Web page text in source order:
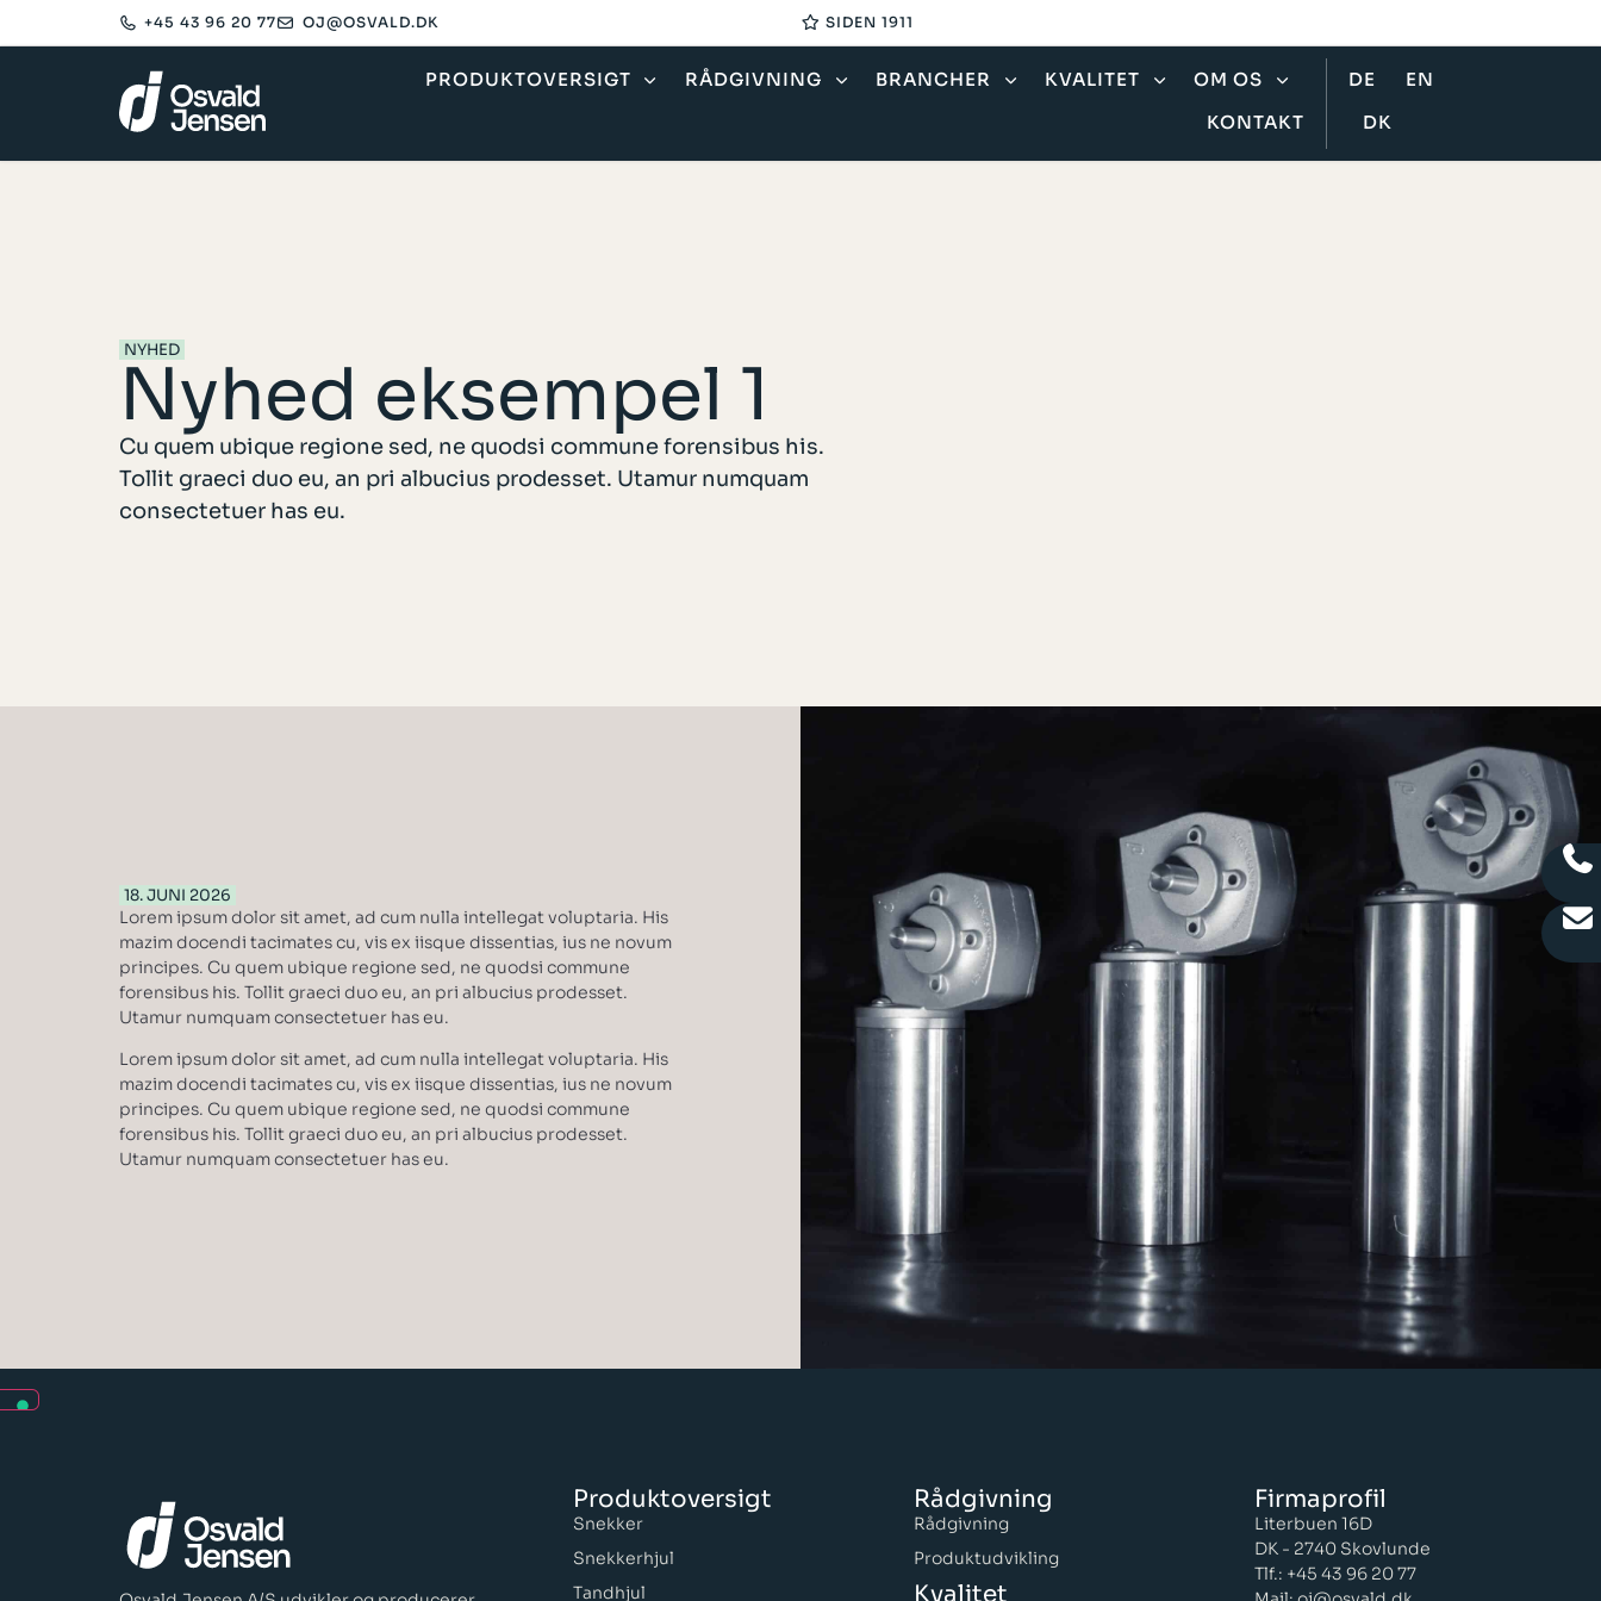
+45 43 96 20 77 OJ@OSVALD.DK​ SIDEN 1911
PRODUKTOVERSIGT RÅDGIVNING BRANCHER KVALITET
OM OS
KONTAKT
DE
EN
DK
NYHED
Nyhed eksempel 1
Cu quem ubique regione sed, ne quodsi commune forensibus his.
Tollit graeci duo eu, an pri albucius prodesset. Utamur numquam
consectetuer has eu.
18. JUNI 2026
Lorem ipsum dolor sit amet, ad cum nulla intellegat voluptaria. His
mazim docendi tacimates cu, vis ex iisque dissentias, ius ne novum
principes. Cu quem ubique regione sed, ne quodsi commune
forensibus his. Tollit graeci duo eu, an pri albucius prodesset.
Utamur numquam consectetuer has eu.
Lorem ipsum dolor sit amet, ad cum nulla intellegat voluptaria. His
mazim docendi tacimates cu, vis ex iisque dissentias, ius ne novum
principes. Cu quem ubique regione sed, ne quodsi commune
forensibus his. Tollit graeci duo eu, an pri albucius prodesset.
Utamur numquam consectetuer has eu.
Produktoversigt
Snekker
Snekkerhjul
Tandhjul
Rådgivning
Rådgivning
Produktudvikling
Kvalitet
Firmaprofil
Literbuen 16D
DK - 2740 Skovlunde
Tlf.: +45 43 96 20 77